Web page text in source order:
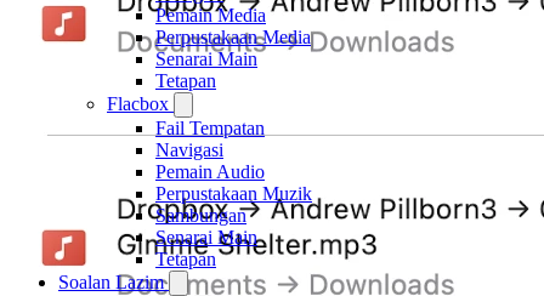
Pemain Media
Perpustakaan Media
Senarai Main
Tetapan
Flacbox
Fail Tempatan
Navigasi
Pemain Audio
Perpustakaan Muzik
Sambungan
Senarai Main
Tetapan
Soalan Lazim